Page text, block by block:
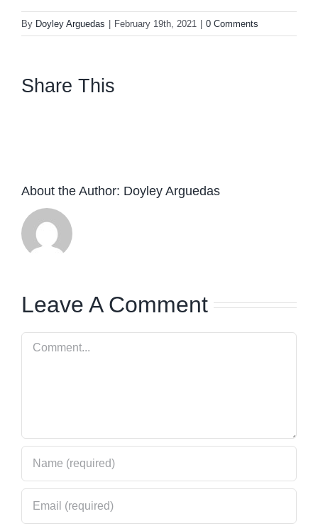
By Doyley Arguedas February 19th, 2021 0 Comments
Share This
About the Author: Doyley Arguedas
Leave A Comment
Comment